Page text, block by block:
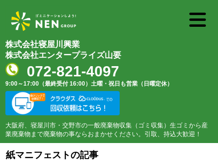
株式会社寝屋川興業
株式会社エンタープライズ山要
072-821-4097
9:00～17:00（最終受付 16:00） 土曜・祝日も営業（日曜定休）
大阪府、寝屋川市・交野市の一般廃棄物収集（ゴミ収集）生ゴミから産
業廃棄物まで廃棄物の事ならおまかせください。引取、持込大歓迎！
紙マニフェストの記事